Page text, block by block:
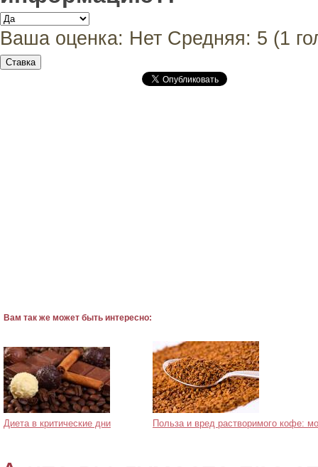
Ваша оценка: Нет Средняя: 5 (1
Вам так же может быть интересно:
Диета в критические дни Польза и вред растворимого кофе: